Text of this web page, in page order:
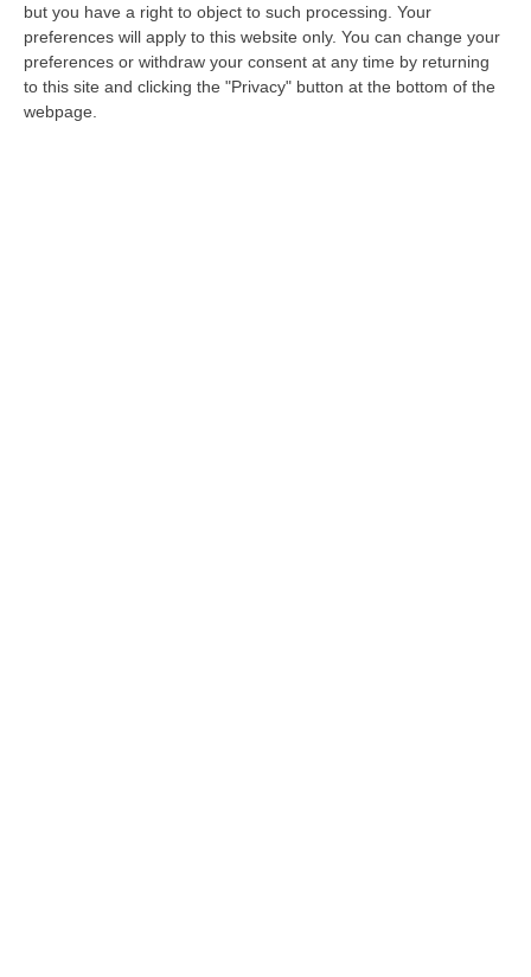
but you have a right to object to such processing. Your
preferences will apply to this website only. You can change your
preferences or withdraw your consent at any time by returning
to this site and clicking the "Privacy" button at the bottom of the
webpage.